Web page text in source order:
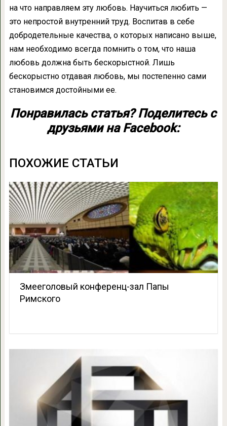
на что направляем эту любовь. Научиться любить —
это непростой внутренний труд. Воспитав в себе
добродетельные качества, о которых написано выше,
нам необходимо всегда помнить о том, что наша
любовь должна быть бескорыстной. Лишь
бескорыстно отдавая любовь, мы постепенно сами
становимся достойными ее.
Понравилась статья? Поделитесь с
друзьями на Facebook:
ПОХОЖИЕ СТАТЬИ
Змееголовый конференц-зал Папы
Римского